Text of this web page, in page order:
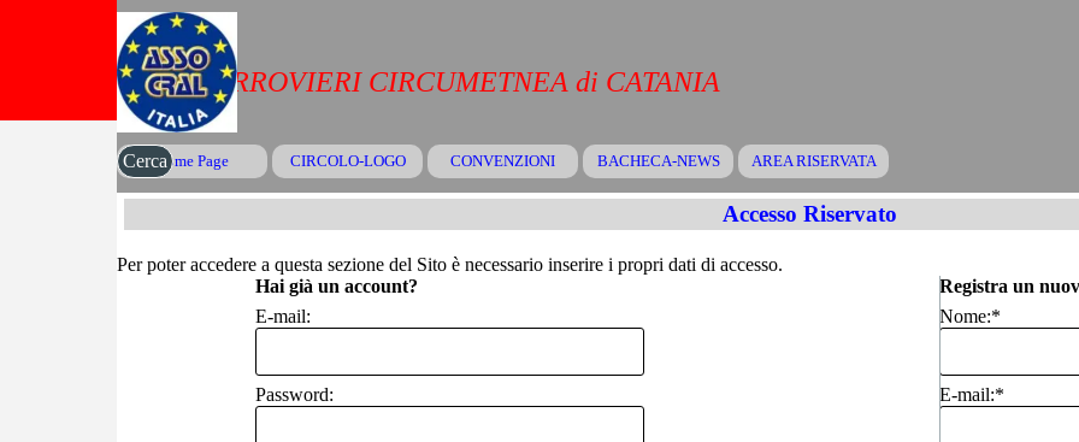
Vai ai contenuti
Salta menù
Home Page CIRCOLO-LOGO ▼
CONVENZIONI ▼
BACHECA-NEWS ▼
AREA RISERVATA
CRAL FERROVIERI CIRCUMETNEA di CATANIA
Cerca
Accesso Riservato
Per poter accedere a questa sezione del Sito è necessario inserire i propri dati di accesso.
Hai già un account?
E-mail:
Password:
Registra un
Nome:*
E-mail:*